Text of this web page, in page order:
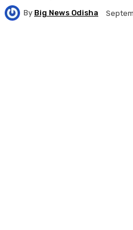
By Big News Odisha